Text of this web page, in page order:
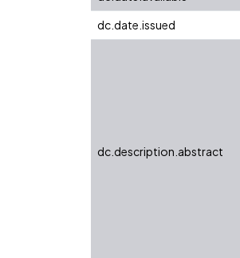
dc.date.issued
dc.description.abstract